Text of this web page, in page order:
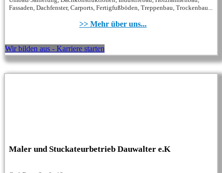
Fassaden, Dachfenster, Carports, Fertigfußböden, Treppenbau, Trockenbau...
>> Mehr über uns...
Wir bilden aus - Karriere starten
Maler und Stuckateurbetrieb Dauwalter e.K